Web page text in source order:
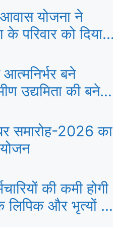
योजना ने
के परिवार को दिया
बने
उद्यमिता की बने
समारोह-2026 का
की कमी होगी
और भृत्यों की